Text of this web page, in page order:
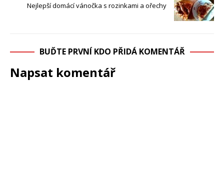
Nejlepší domácí vánočka s rozinkami a ořechy
BUĎTE PRVNÍ KDO PŘIDÁ KOMENTÁŘ
Napsat komentář